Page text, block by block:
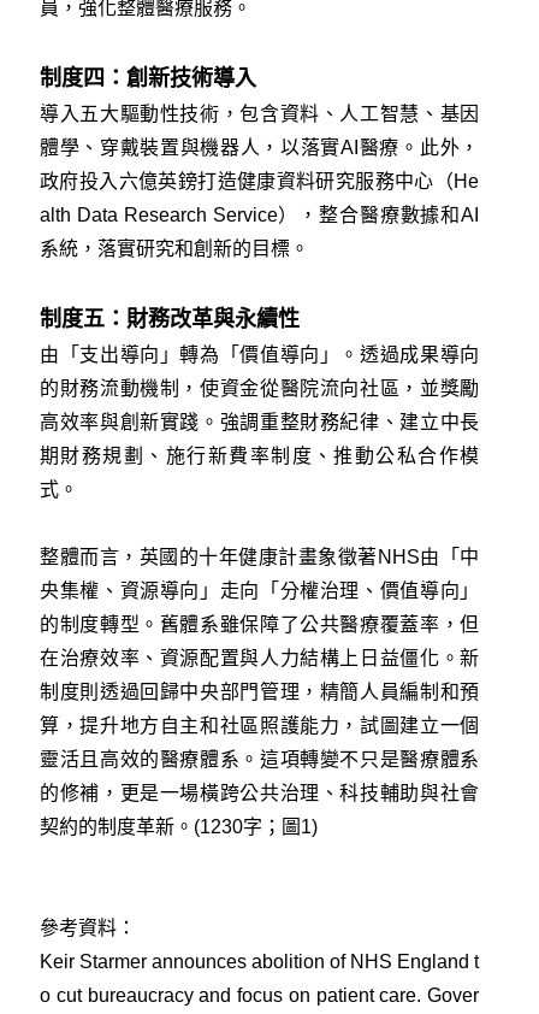
員，強化整體醫療服務。
制度四：創新技術導入
導入五大驅動性技術，包含資料、人工智慧、基因
體學、穿戴裝置與機器人，以落實AI醫療。此外，
政府投入六億英鎊打造健康資料研究服務中心（He
alth Data Research Service），整合醫療數據和AI
系統，落實研究和創新的目標。
制度五：財務改革與永續性
由「支出導向」轉為「價值導向」。透過成果導向
的財務流動機制，使資金從醫院流向社區，並獎勵
高效率與創新實踐。強調重整財務紀律、建立中長
期財務規劃、施行新費率制度、推動公私合作模
式。
整體而言，英國的十年健康計畫象徵著NHS由「中
央集權、資源導向」走向「分權治理、價值導向」
的制度轉型。舊體系雖保障了公共醫療覆蓋率，但
在治療效率、資源配置與人力結構上日益僵化。新
制度則透過回歸中央部門管理，精簡人員編制和預
算，提升地方自主和社區照護能力，試圖建立一個
靈活且高效的醫療體系。這項轉變不只是醫療體系
的修補，更是一場橫跨公共治理、科技輔助與社會
契約的制度革新。(1230字；圖1)
參考資料：
Keir Starmer announces abolition of NHS England t
o cut bureaucracy and focus on patient care. Gover